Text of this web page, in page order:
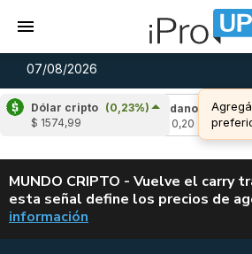
07/08/2026
Dólar cripto (0,23%)
$ 1574,99
Cardano
(-4,53%)
ALERTA
MUNDO CRIPTO - Vuelve el carry
esta señal define los precios de
información